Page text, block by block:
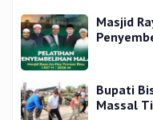
Masjid
Bupati
Massal